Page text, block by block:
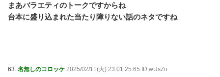
まあバラエティのトークですからね
台本に盛り込まれた当たり障りない話のネタですね
63: 名無しのコロッケ 2025/02/11(火) 23:01:25.65 ID:wUsZo